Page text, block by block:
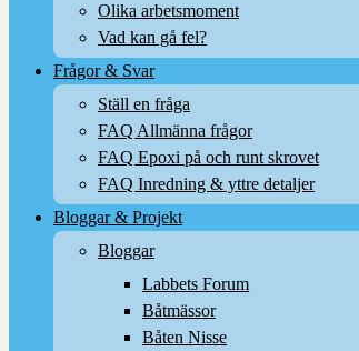
Olika arbetsmoment
Vad kan gå fel?
Frågor & Svar
Ställ en fråga
FAQ Allmänna frågor
FAQ Epoxi på och runt skrovet
FAQ Inredning & yttre detaljer
Bloggar & Projekt
Bloggar
Labbets Forum
Båtmässor
Båten Nisse